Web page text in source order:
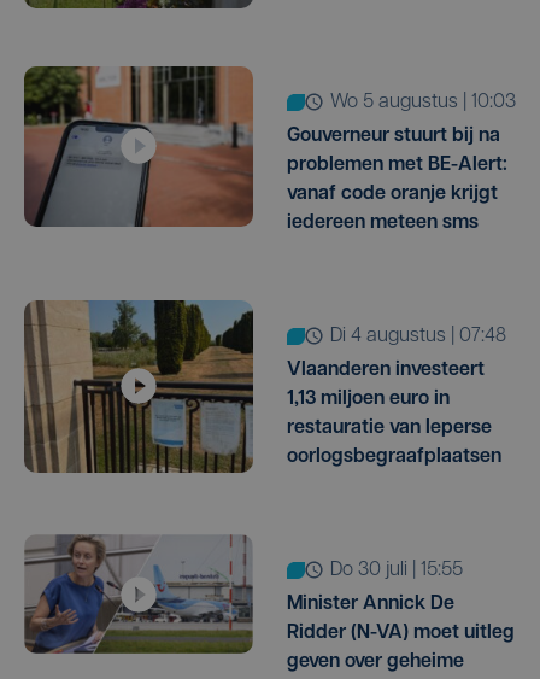
wo 5 augustus | 10:03
Gouverneur stuurt bij na
problemen met BE-Alert:
vanaf code oranje krijgt
iedereen meteen sms
di 4 augustus | 07:48
Vlaanderen investeert
1,13 miljoen euro in
restauratie van Ieperse
oorlogsbegraafplaatsen
do 30 juli | 15:55
Minister Annick De
Ridder (N-VA) moet uitleg
geven over geheime